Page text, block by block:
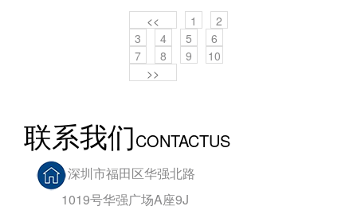
<< 1
2
3
4 5
6
7
8 9
10
>>
联系我们CONTACTUS
深圳市福田区华强北路
1019号华强广场A座9J